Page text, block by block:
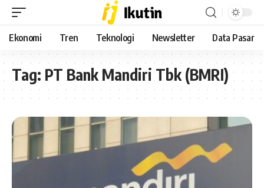
Ekonomi Tren Teknologi Newsletter Data Pasar
Tag: PT Bank Mandiri Tbk (BMRI)